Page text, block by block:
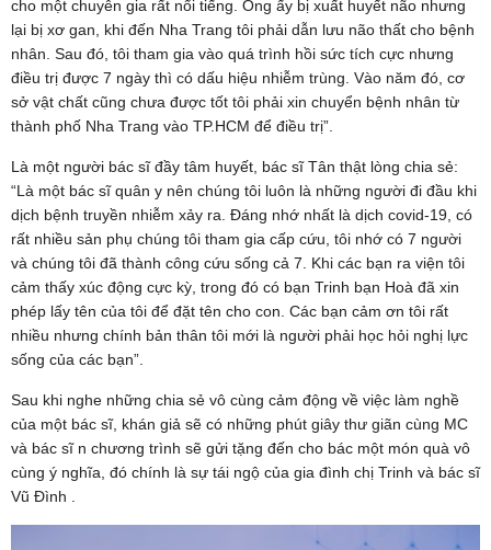
cho một chuyên gia rất nổi tiếng. Ông ấy bị xuất huyết não nhưng
lại bị xơ gan, khi đến Nha Trang tôi phải dẫn lưu não thất cho bệnh
nhân. Sau đó, tôi tham gia vào quá trình hồi sức tích cực nhưng
điều trị được 7 ngày thì có dấu hiệu nhiễm trùng. Vào năm đó, cơ
sở vật chất cũng chưa được tốt tôi phải xin chuyển bệnh nhân từ
thành phố Nha Trang vào TP.HCM để điều trị”.
Là một người bác sĩ đầy tâm huyết, bác sĩ Tân thật lòng chia sẻ:
“Là một bác sĩ quân y nên chúng tôi luôn là những người đi đầu khi
dịch bệnh truyền nhiễm xảy ra. Đáng nhớ nhất là dịch covid-19, có
rất nhiều sản phụ chúng tôi tham gia cấp cứu, tôi nhớ có 7 người
và chúng tôi đã thành công cứu sống cả 7. Khi các bạn ra viện tôi
cảm thấy xúc động cực kỳ, trong đó có bạn Trinh bạn Hoà đã xin
phép lấy tên của tôi để đặt tên cho con. Các bạn cảm ơn tôi rất
nhiều nhưng chính bản thân tôi mới là người phải học hỏi nghị lực
sống của các bạn”.
Sau khi nghe những chia sẻ vô cùng cảm động về việc làm nghề
của một bác sĩ, khán giả sẽ có những phút giây thư giãn cùng MC
và bác sĩ n chương trình sẽ gửi tặng đến cho bác một món quà vô
cùng ý nghĩa, đó chính là sự tái ngộ của gia đình chị Trinh và bác sĩ
Vũ Đình .